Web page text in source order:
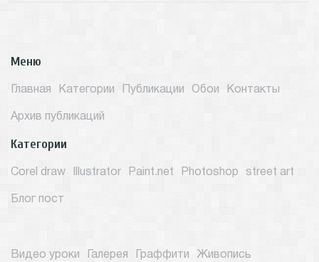
Меню
Главная Категории Публикации Обои Контакты
Архив публикаций
Категории
Corel draw Illustrator Paint.net Photoshop street art
Блог пост
Видео уроки Галерея Граффити Живопись